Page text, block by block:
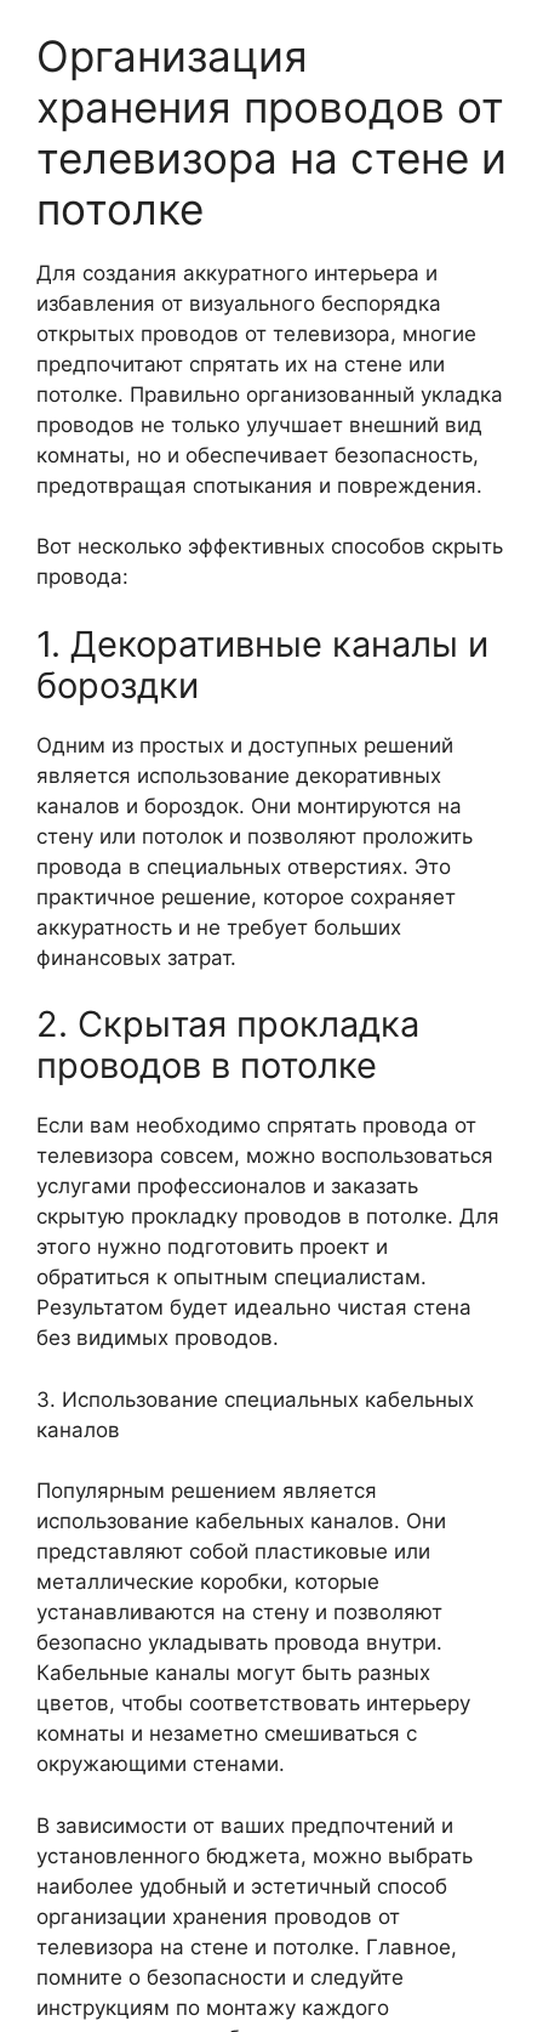
Организация
хранения проводов от
телевизора на стене и
потолке
Для создания аккуратного интерьера и
избавления от визуального беспорядка
открытых проводов от телевизора, многие
предпочитают спрятать их на стене или
потолке. Правильно организованный укладка
проводов не только улучшает внешний вид
комнаты, но и обеспечивает безопасность,
предотвращая спотыкания и повреждения.
Вот несколько эффективных способов скрыть
провода:
1. Декоративные каналы и
бороздки
Одним из простых и доступных решений
является использование декоративных
каналов и бороздок. Они монтируются на
стену или потолок и позволяют проложить
провода в специальных отверстиях. Это
практичное решение, которое сохраняет
аккуратность и не требует больших
финансовых затрат.
2. Скрытая прокладка
проводов в потолке
Если вам необходимо спрятать провода от
телевизора совсем, можно воспользоваться
услугами профессионалов и заказать
скрытую прокладку проводов в потолке. Для
этого нужно подготовить проект и
обратиться к опытным специалистам.
Результатом будет идеально чистая стена
без видимых проводов.
3. Использование специальных кабельных
каналов
Популярным решением является
использование кабельных каналов. Они
представляют собой пластиковые или
металлические коробки, которые
устанавливаются на стену и позволяют
безопасно укладывать провода внутри.
Кабельные каналы могут быть разных
цветов, чтобы соответствовать интерьеру
комнаты и незаметно смешиваться с
окружающими стенами.
В зависимости от ваших предпочтений и
установленного бюджета, можно выбрать
наиболее удобный и эстетичный способ
организации хранения проводов от
телевизора на стене и потолке. Главное,
помните о безопасности и следуйте
инструкциям по монтажу каждого